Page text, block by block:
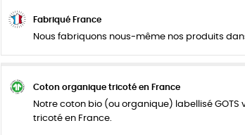
Fabriqué France
Nous fabriquons nous-même nos produits
Coton organique tricoté en France
Notre coton bio (ou organique) labellisé GOTS
tricoté en France.